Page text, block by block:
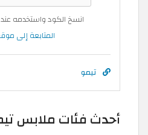
انسخ الكود واستخدمه عند
المتابعة إلى
تيمو
أحدث فئات ملابس تيمو